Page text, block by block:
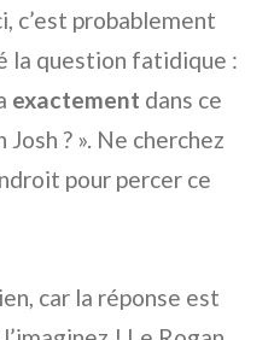
c’est probablement
la question fatidique :
exactement dans ce
? ». Ne cherchez
pour percer ce
car la réponse est